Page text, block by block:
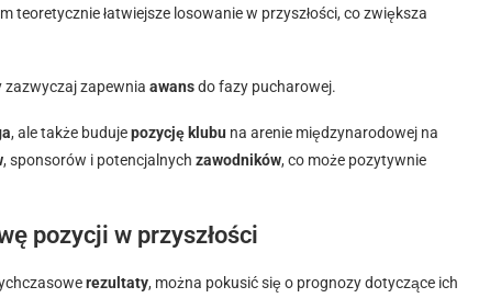
teoretycznie łatwiejsze losowanie w przyszłości, co zwiększa
zazwyczaj zapewnia awansdo fazy pucharowej.
, ale także budujepozycję klubu na arenie międzynarodowej na
, sponsorów i potencjalnych zawodników, co może pozytywnie
pozycji w przyszłości
rezultaty, można pokusić się o prognozy dotyczące ich